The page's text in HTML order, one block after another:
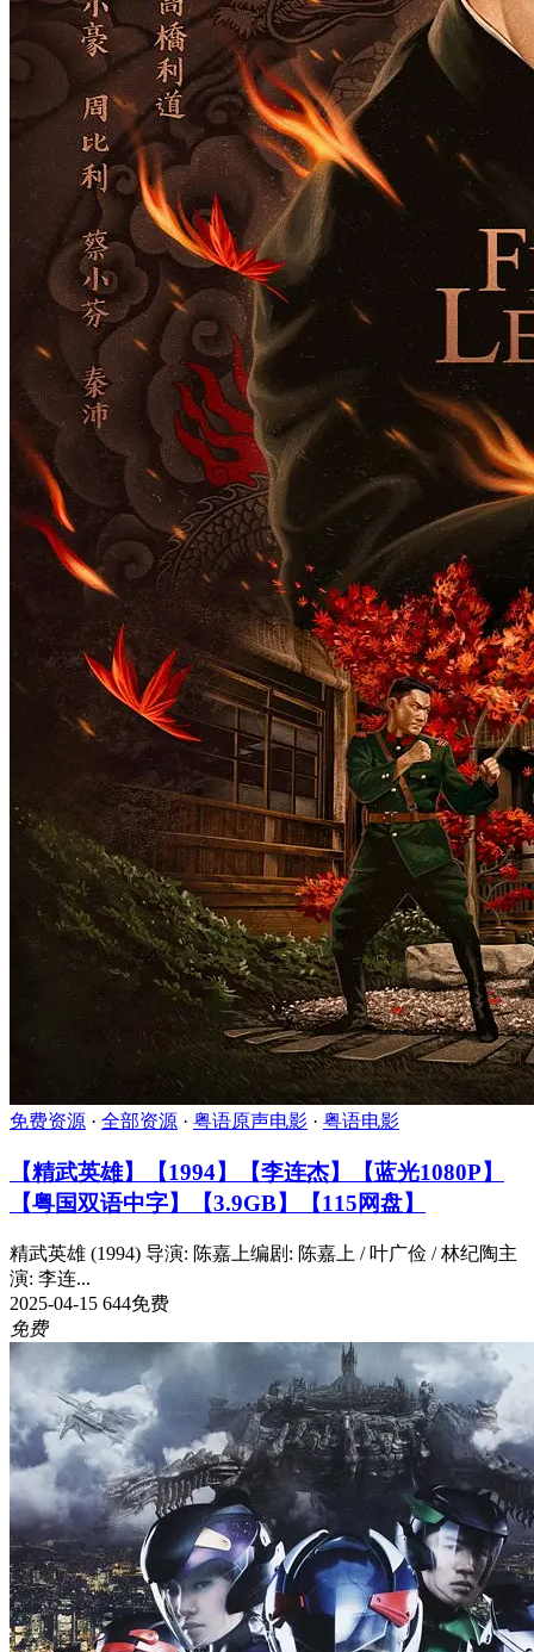
免费资源 · 全部资源 · 粤语原声电影 · 粤语电影
【精武英雄】【1994】【李连杰】【蓝光1080P】
【粤国双语中字】【3.9GB】【115网盘】
精武英雄 (1994) 导演: 陈嘉上编剧: 陈嘉上 / 叶广俭 / 林纪陶主
演: 李连...
2025-04-15 644免费
免费